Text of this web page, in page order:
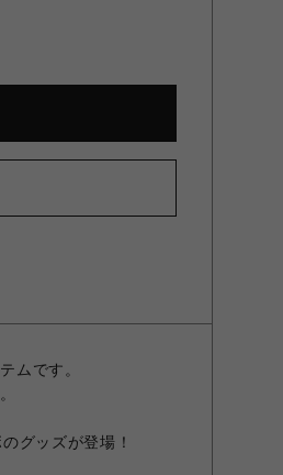
ェイミー) ジェイミー
ムです。
グッズが登場！